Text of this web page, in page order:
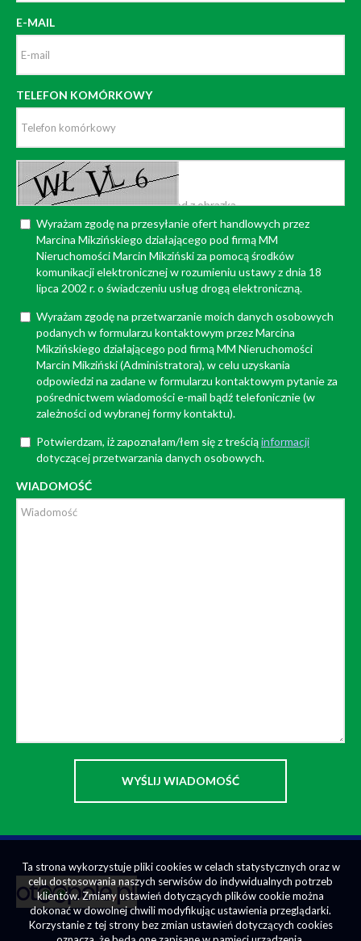
E-MAIL
TELEFON KOMÓRKOWY
Wyrażam zgodę na przesyłanie ofert handlowych przez
Marcina Mikzińskiego działającego pod firmą MM
Nieruchomości Marcin Mikziński za pomocą środków
komunikacji elektronicznej w rozumieniu ustawy z dnia 18
lipca 2002 r. o świadczeniu usług drogą elektroniczną.
Wyrażam zgodę na przetwarzanie moich danych osobowych
podanych w formularzu kontaktowym przez Marcina
Mikzińskiego działającego pod firmą MM Nieruchomości
Marcin Mikziński (Administratora), w celu uzyskania
odpowiedzi na zadane w formularzu kontaktowym pytanie za
pośrednictwem wiadomości e-mail bądź telefonicznie (w
zależności od wybranej formy kontaktu).
Potwierdzam, iż zapoznałam/łem się z treściąinformacji
dotyczącej przetwarzania danych osobowych.
WIADOMOŚĆ
Ta strona wykorzystuje pliki cookies w celach statystycznych oraz w
celu dostosowania naszych serwisów do indywidualnych potrzeb
klientów. Zmiany ustawień dotyczących plików cookie można
dokonać w dowolnej chwili modyfikując ustawienia przeglądarki.
Korzystanie z tej strony bez zmian ustawień dotyczących cookies